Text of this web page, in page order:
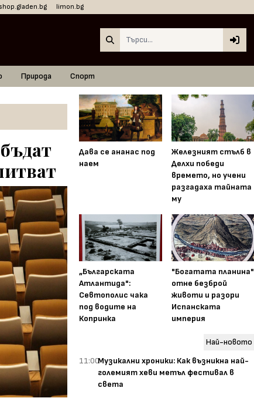
limon.bg
Природа Спорт
Дава се ананас под
наем
Железният стълб в
Делхи победи
времето, но учени
разгадаха тайната
му
„Българската
Атлантида":
Севтополис чака
под водите на
Копринка
"Богатата планина"
отне безброй
животи и разори
Испанската
империя
Най-новото
11:00Музикални хроники: Как възникна най-
големият хеви метъл фестивал в
света